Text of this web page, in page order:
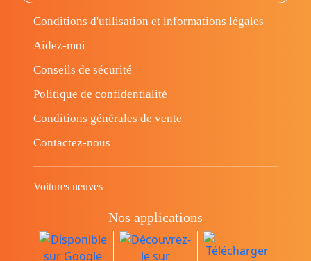
Conditions d'utilisation et informations légales
Aidez-moi
Conseils de sécurité
Politique de confidentialité
Conditions générales de vente
Contactez-nous
Voitures neuves
Nos applications